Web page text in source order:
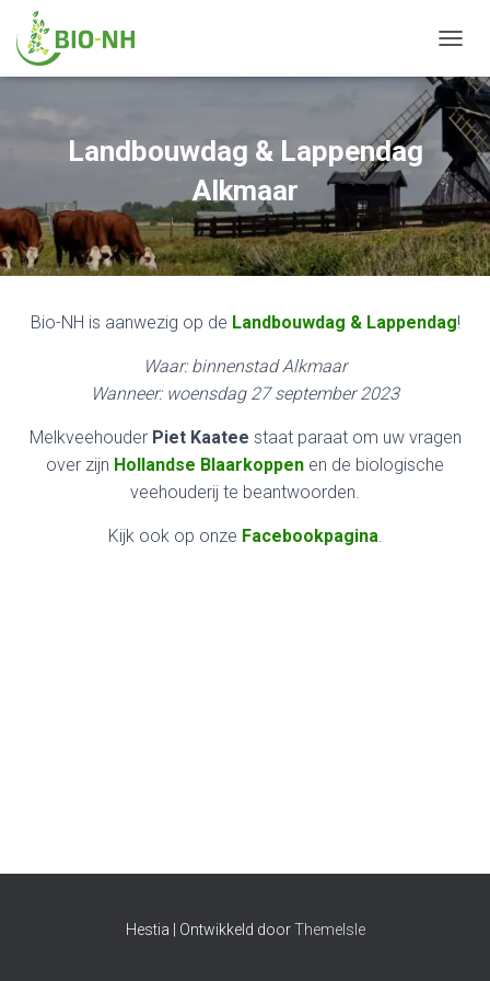
A
V
I
A
T
I
E
W
I
E
Landbouwdag & Lappendag
Alkmaar
Bio-NH is aanwezig op de Landbouwdag & Lappendag!
Waar: binnenstad Alkmaar
Wanneer: woensdag 27 september 2023
Melkveehouder Piet Kaatee staat paraat om uw vragen
over zijn Hollandse Blaarkoppen en de biologische
veehouderij te beantwoorden.
Kijk ook op onze Facebookpagina.
Hestia | Ontwikkeld doorThemeIsle